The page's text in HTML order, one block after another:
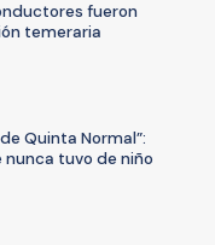
fueron
temeraria
Quinta Normal”:
tuvo de niño